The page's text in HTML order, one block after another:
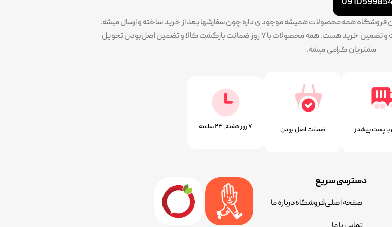
فروشگاه همه محصولات همیشه موجودی داره چون سفارشها بعد از خرید ساخته و ارسال میشه.
پایبندی ما به تنوع بالا طرح و پوشش سلیقه همه در کنار کیفیت و تضمین خرید هست. همه محصولات با ۷ روز ضمانت بازگشت کالا و تضمین اصل‌بودن تحویل
مشتریان گرامی میشه.
با پست پیشتاز ﺿﻤﺎﻧﺖ اﺻﻞ ﺑﻮدن ۷ روز ﻫﻔﺘﻪ، ۲۴ ﺳﺎﻋﺘﻪ
دسترسی سریع
صفحه اصلیفروشگاهدرباره ما